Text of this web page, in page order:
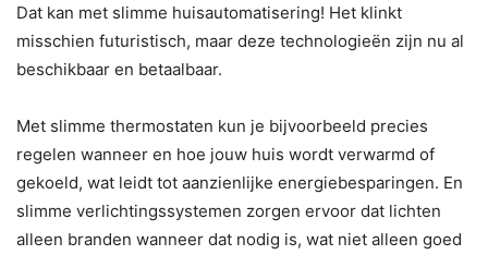
Dat kan met slimme huisautomatisering! Het klinkt
misschien futuristisch, maar deze technologieën zijn nu al
beschikbaar en betaalbaar.
Met slimme thermostaten kun je bijvoorbeeld precies
regelen wanneer en hoe jouw huis wordt verwarmd of
gekoeld, wat leidt tot aanzienlijke energiebesparingen. En
slimme verlichtingssystemen zorgen ervoor dat lichten
alleen branden wanneer dat nodig is, wat niet alleen goed